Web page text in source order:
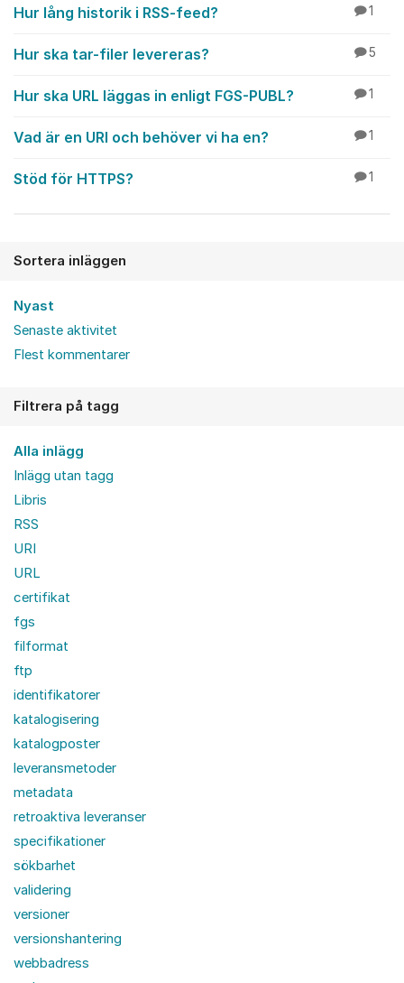
Hur lång historik i RSS-feed? 1
Hur ska tar-filer levereras? 5
Hur ska URL läggas in enligt FGS-PUBL? 1
Vad är en URI och behöver vi ha en? 1
Stöd för HTTPS? 1
Sortera inläggen
Nyast
Senaste aktivitet
Flest kommentarer
Filtrera på tagg
Alla inlägg
Inlägg utan tagg
Libris
RSS
URI
URL
certifikat
fgs
filformat
ftp
identifikatorer
katalogisering
katalogposter
leveransmetoder
metadata
retroaktiva leveranser
specifikationer
sökbarhet
validering
versioner
versionshantering
webbadress